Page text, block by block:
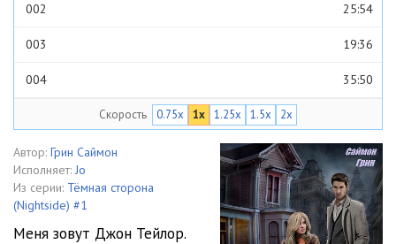
002 25:54
003 19:36
004 35:50
006 28:29
007 28:25
16:43
Скорость 0.75x 1x 1.25x 1.5x 2x
Автор: Грин Саймон
Исполняет: Jo
Из серии: Тёмная сторона
(Nightside) #1
Меня зовут Джон Тейлор.